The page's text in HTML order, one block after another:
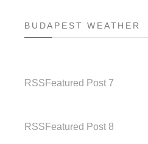
BUDAPEST WEATHER
RSS Featured Post 7
RSS Featured Post 8